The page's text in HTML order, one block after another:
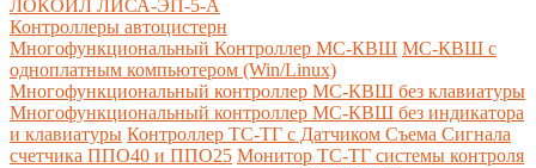
ЛОКОЙЛ ЛИСА-ЭП-5-А
Контроллеры автоцистерн
Многофункциональный Контроллер МС-КВШ МС-КВШ с
одноплатным компьютером (Win/Linux)
Многофункциональный контроллер МС-КВШ без клавиатуры
Многофункциональный контроллер МС-КВШ без индикатора
и клавиатуры Контроллер ТС-ТГ с Датчиком Съема Сигнала
счетчика ППО40 и ППО25 Монитор ТС-ТГ системы контроля